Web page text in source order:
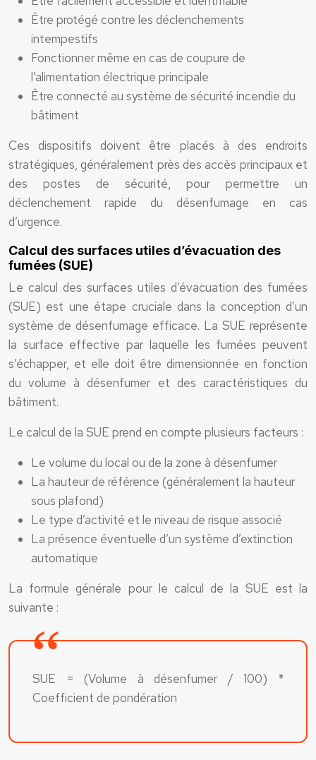
Être protégé contre les déclenchements
intempestifs
Fonctionner même en cas de coupure de
l’alimentation électrique principale
Être connecté au système de sécurité incendie du
bâtiment
Ces dispositifs doivent être placés à des endroits
stratégiques, généralement près des accès principaux et
des postes de sécurité, pour permettre un
déclenchement rapide du désenfumage en cas
d’urgence.
Calcul des surfaces utiles d’évacuation des
fumées (SUE)
Le calcul des surfaces utiles d’évacuation des fumées
(SUE) est une étape cruciale dans la conception d’un
système de désenfumage efficace. La SUE représente
la surface effective par laquelle les fumées peuvent
s’échapper, et elle doit être dimensionnée en fonction
du volume à désenfumer et des caractéristiques du
bâtiment.
Le calcul de la SUE prend en compte plusieurs facteurs :
Le volume du local ou de la zone à désenfumer
La hauteur de référence (généralement la hauteur
sous plafond)
Le type d’activité et le niveau de risque associé
La présence éventuelle d’un système d’extinction
automatique
La formule générale pour le calcul de la SUE est la
suivante :
SUE = (Volume à désenfumer / 100) *
Coefficient de pondération